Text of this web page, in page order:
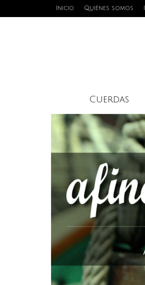
Inicio Quiénes somos
Cuerdas